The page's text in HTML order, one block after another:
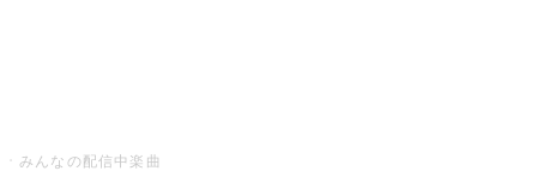
みんなの配信中楽曲